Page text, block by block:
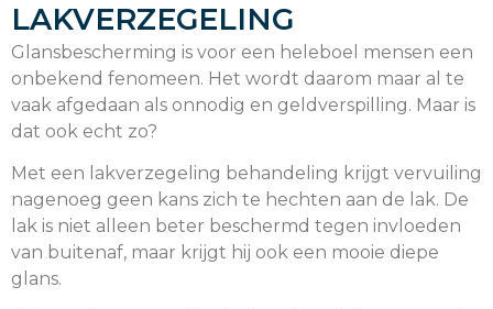
LAKVERZEGELING
Glansbescherming is voor een heleboel mensen een
onbekend fenomeen. Het wordt daarom maar al te
vaak afgedaan als onnodig en geldverspilling. Maar is
dat ook echt zo?
Met een lakverzegeling behandeling krijgt vervuiling
nagenoeg geen kans zich te hechten aan de lak. De
lak is niet alleen beter beschermd tegen invloeden
van buitenaf, maar krijgt hij ook een mooie diepe
glans.